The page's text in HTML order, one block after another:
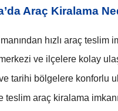
Araç Kiralama
hızlı araç teslim
ve ilçelere kolay
tarihi bölgelere konforlu
teslim araç kiralama imkanı